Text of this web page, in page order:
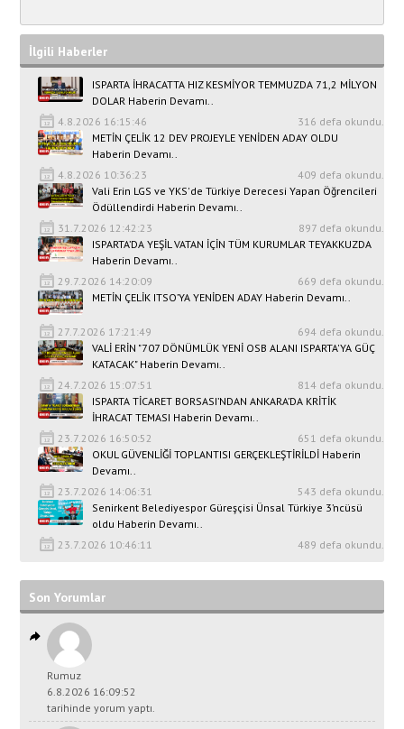
İlgili Haberler
ISPARTA İHRACATTA HIZ KESMİYOR TEMMUZDA 71,2 MİLYON
DOLAR Haberin Devamı..
4.8.2026 16:15:46
316 defa okundu.
METİN ÇELİK 12 DEV PROJEYLE YENİDEN ADAY OLDU
Haberin Devamı..
4.8.2026 10:36:23
409 defa okundu.
Vali Erin LGS ve YKS'de Türkiye Derecesi Yapan Öğrencileri
Ödüllendirdi Haberin Devamı..
31.7.2026 12:42:23
897 defa okundu.
ISPARTA’DA YEŞİL VATAN İÇİN TÜM KURUMLAR TEYAKKUZDA
Haberin Devamı..
29.7.2026 14:20:09
669 defa okundu.
METİN ÇELİK ITSO’YA YENİDEN ADAY Haberin Devamı..
27.7.2026 17:21:49
694 defa okundu.
VALİ ERİN "707 DÖNÜMLÜK YENİ OSB ALANI ISPARTA'YA GÜÇ
KATACAK" Haberin Devamı..
24.7.2026 15:07:51
814 defa okundu.
ISPARTA TİCARET BORSASI’NDAN ANKARA’DA KRİTİK
İHRACAT TEMASI Haberin Devamı..
23.7.2026 16:50:52
651 defa okundu.
OKUL GÜVENLİĞİ TOPLANTISI GERÇEKLEŞTİRİLDİ Haberin
Devamı..
23.7.2026 14:06:31
543 defa okundu.
Senirkent Belediyespor Güreşçisi Ünsal Türkiye 3’ncüsü
oldu Haberin Devamı..
23.7.2026 10:46:11
489 defa okundu.
Son Yorumlar
Rumuz
6.8.2026 16:09:52
tarihinde yorum yaptı.